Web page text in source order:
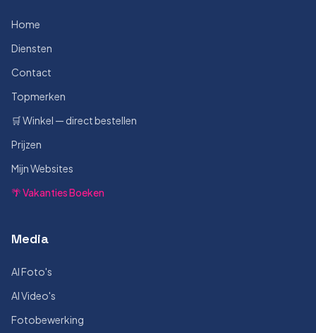
Home
Diensten
Contact
Topmerken
🛒 Winkel — direct bestellen
Prijzen
Mijn Websites
🌴 Vakanties Boeken
Media
AI Foto's
AI Video's
Fotobewerking